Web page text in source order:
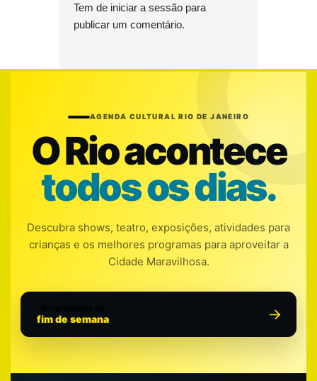
Tem de iniciar a sessão para
publicar um comentário.
AGENDA CULTURAL RIO DE JANEIRO
O Rio acontece
todos os dias.
Descubra shows, teatro, exposições, atividades para
crianças e os melhores programas para aproveitar a
Cidade Maravilhosa.
fim de semana